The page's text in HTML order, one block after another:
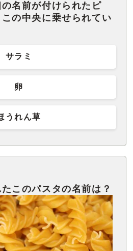
名前が付けられたピ
の中央に乗せられてい
サラミ
卵
うれん草